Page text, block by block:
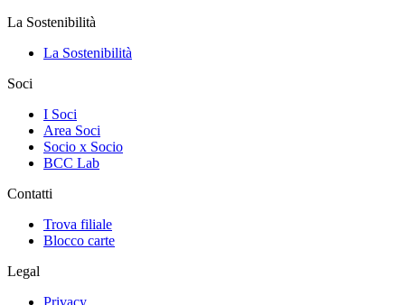
La Sostenibilità
La Sostenibilità
Soci
I Soci
Area Soci
Socio x Socio
BCC Lab
Contatti
Trova filiale
Blocco carte
Legal
Privacy